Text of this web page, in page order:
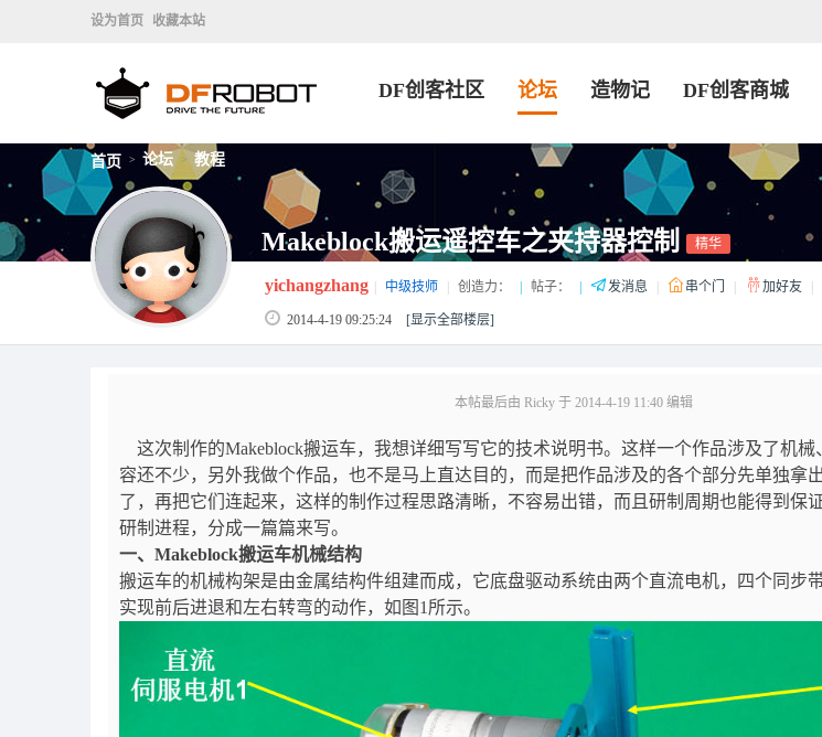
设为首页 收藏本站
DF创客社区 论坛 造物记 DF创客商城
首页 > 论坛 > 教程
Makeblock搬运遥控车之夹持器控制 精华
yichangzhang 中级技师 创造力： 帖子： 发消息 串个门 加好友
2014-4-19 09:25:24 [显示全部楼层]
本帖最后由 Ricky 于 2014-4-19 11:40 编辑
这次制作的Makeblock搬运车，我想详细写写它的技术说明书。这样一个作品涉及了机械
容还不少，另外我做个作品，也不是马上直达目的，而是把作品涉及的各个部分先单独拿
了，再把它们连起来，这样的制作过程思路清晰，不容易出错，而且研制周期也能得到保
研制进程，分成一篇篇来写。
一、 Makeblock搬运车机械结构
搬运车的机械构架是由金属结构件组建而成，它底盘驱动系统由两个直流电机，四个同步
实现前后进退和左右转弯的动作，如图1所示。